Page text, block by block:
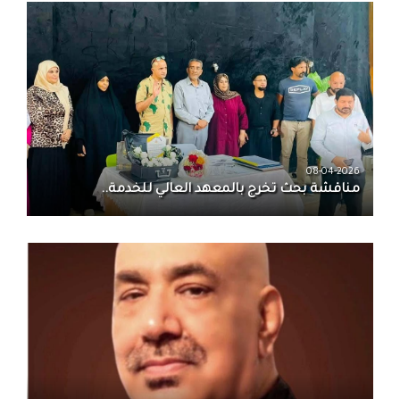
08-04-2026
مناقشة بحث تخرج بالمعهد العالي للخدمة..